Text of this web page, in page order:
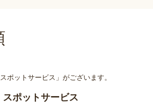
ポットサービス」がございます。
スポットサービス